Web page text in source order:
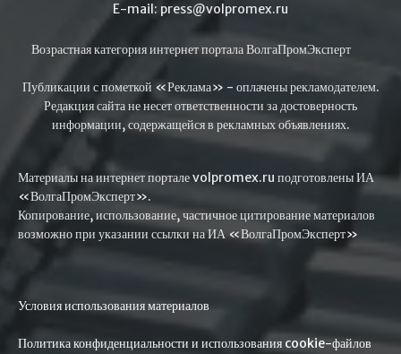
E-mail: press@volpromex.ru
Возрастная категория интернет портала ВолгаПромЭксперт
Публикации с пометкой «Реклама» - оплачены рекламодателем.
Редакция сайта не несет ответственности за достоверность
информации, содержащейся в рекламных объявлениях.
Материалы на интернет портале volpromex.ru подготовлены ИА
«ВолгаПромЭксперт».
Копирование, использование, частичное цитирование материалов
возможно при указании ссылки на ИА «ВолгаПромЭксперт»
Условия использования материалов
Политика конфиденциальности и использования cookie-файлов